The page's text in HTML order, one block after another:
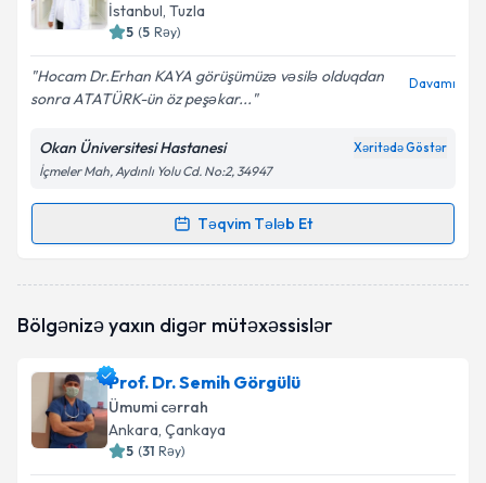
İstanbul, Tuzla
5 (5 Rəy)
Hocam Dr.Erhan KAYA görüşümüzə vəsilə olduqdan
sonra ATATÜRK-ün öz peşəkar...
Davamı
Okan Üniversitesi Hastanesi Xəritədə Göstər
İçmeler Mah, Aydınlı Yolu Cd. No:2, 34947
Təqvim Tələb Et
Randevu Təqvimi Tələbi
təqvimi tələbi yaradın. Bu mütəxəssisdən randevu ala
məlumatlandırılacaqsınız.
E-poçt Ünvanınız
Bölgənizə yaxın digər mütəxəssislər
Prof. Dr. Semih Görgülü
Ümumi cərrah
Ankara, Çankaya
5 (31 Rəy)